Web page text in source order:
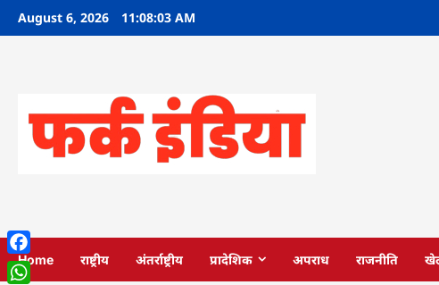
SkipAugust 6, 2026 11:08:04 AM
Home राष्ट्रीय अंतर्राष्ट्रीय प्रादेशिक अपराध राजनीति
Facebook